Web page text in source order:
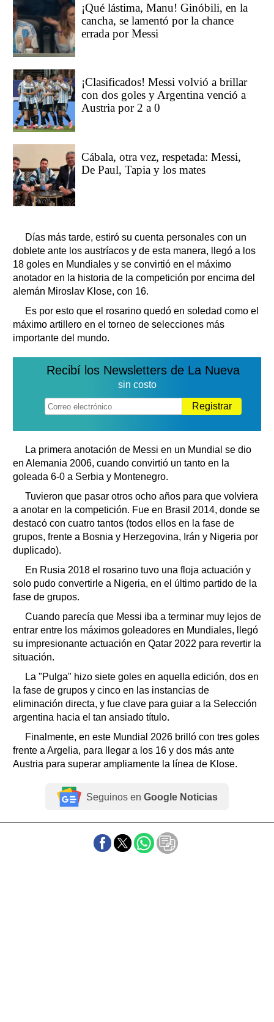
¡Qué lástima, Manu! Ginóbili, en la
cancha, se lamentó por la chance
errada por Messi
¡Clasificados! Messi volvió a brillar
con dos goles y Argentina venció a
Austria por 2 a 0
Cábala, otra vez, respetada: Messi,
De Paul, Tapia y los mates
Días más tarde, estiró su cuenta personales con un
doblete ante los austríacos y de esta manera, llegó a los
18 goles en Mundiales y se convirtió en el máximo
anotador en la historia de la competición por encima del
alemán Miroslav Klose, con 16.
Es por esto que el rosarino quedó en soledad como el
máximo artillero en el torneo de selecciones más
importante del mundo.
Recibí los Newsletters de La Nueva
sin costo
Registrar
La primera anotación de Messi en un Mundial se dio
en Alemania 2006, cuando convirtió un tanto en la
goleada 6-0 a Serbia y Montenegro.
Tuvieron que pasar otros ocho años para que volviera
a anotar en la competición. Fue en Brasil 2014, donde se
destacó con cuatro tantos (todos ellos en la fase de
grupos, frente a Bosnia y Herzegovina, Irán y Nigeria por
duplicado).
En Rusia 2018 el rosarino tuvo una floja actuación y
solo pudo convertirle a Nigeria, en el último partido de la
fase de grupos.
Cuando parecía que Messi iba a terminar muy lejos de
entrar entre los máximos goleadores en Mundiales, llegó
su impresionante actuación en Qatar 2022 para revertir la
situación.
La "Pulga" hizo siete goles en aquella edición, dos en
la fase de grupos y cinco en las instancias de
eliminación directa, y fue clave para guiar a la Selección
argentina hacia el tan ansiado título.
Finalmente, en este Mundial 2026 brilló con tres goles
frente a Argelia, para llegar a los 16 y dos más ante
Austria para superar ampliamente la línea de Klose.
Seguinos en Google Noticias